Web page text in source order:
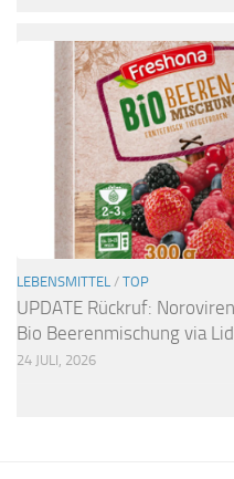
LEBENSMITTEL / TOP
UPDATE Rückruf:
Bio Beerenmischung via
24 JULI, 2026